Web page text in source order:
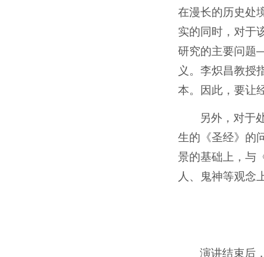
在漫长的历史处
实的同时，对于
研究的主要问题
义。李炽昌教授
本。因此，要让
另外，对于
生的《圣经》的
景的基础上，与
人、鬼神等观念
演讲结束后